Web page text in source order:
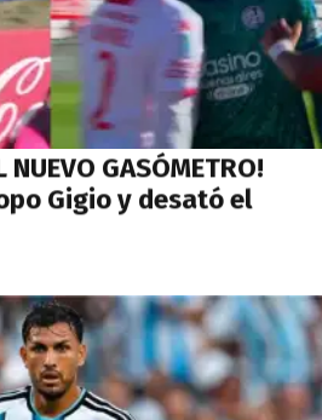
NUEVO GASÓMETRO!
Gigio y desató el